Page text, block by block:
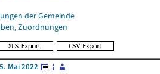
der Gemeinde
Zuordnungen
Mai 2022